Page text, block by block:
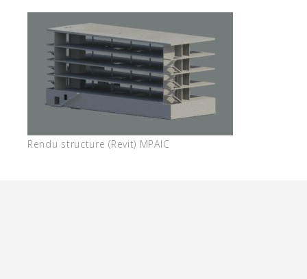
Rendu structure (Revit) MPAIC